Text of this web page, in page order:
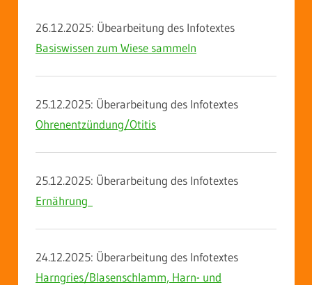
26.12.2025: Übearbeitung des Infotextes
Basiswissen zum Wiese sammeln
25.12.2025: Überarbeitung des Infotextes
Ohrenentzündung/Otitis
25.12.2025: Überarbeitung des Infotextes
Ernährung
24.12.2025: Überarbeitung des Infotextes
Harngries/Blasenschlamm, Harn- und